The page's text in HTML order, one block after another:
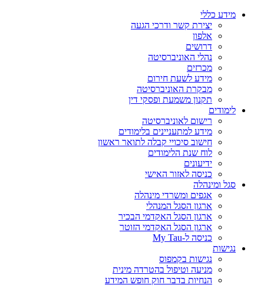
מידע כללי
יצירת קשר ודרכי הגעה
אלפון
דרושים
נהלי האוניברסיטה
מכרזים
מידע לשעת חירום
מבקרת האוניברסיטה
תקנון משמעת ופסקי דין
לימודים
רישום לאוניברסיטה
מידע למתעניינים בלימודים
חישוב סיכויי קבלה לתואר ראשון
לוח שנת הלימודים
ידיעונים
כניסה לאזור האישי
סגל ומינהלה
אגפים ומשרדי מינהלה
ארגון הסגל המנהלי
ארגון הסגל האקדמי הבכיר
ארגון הסגל האקדמי הזוטר
כניסה ל-My Tau
נגישות
נגישות בקמפוס
מניעה וטיפול בהטרדה מינית
הנחיות בדבר חוק חופש המידע